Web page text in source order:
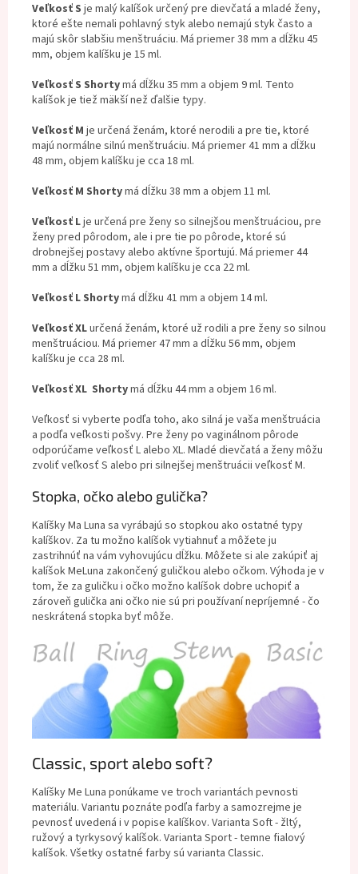
Veľkosť S je malý kalíšok určený pre dievčatá a mladé ženy,
ktoré ešte nemali pohlavný styk alebo nemajú styk často a
majú skôr slabšiu menštruáciu. Má priemer 38 mm a dĺžku 45
mm, objem kalíšku je 15 ml.
Veľkosť S Shortymá dĺžku 35 mm a objem 9 ml. Tento
kalíšok je tiež mäkší než ďalšie typy.
Veľkosť M je určená ženám, ktoré nerodili a pre tie, ktoré
majú normálne silnú menštruáciu. Má priemer 41 mm a dĺžku
48 mm, objem kalíšku je cca 18 ml.
Veľkosť M Shortymá dĺžku 38 mm a objem 11 ml.
Veľkosť Lje určená pre ženy so silnejšou menštruáciou, pre
ženy pred pôrodom, ale i pre tie po pôrode, ktoré sú
drobnejšej postavy alebo aktívne športujú. Má priemer 44
mm a dĺžku 51 mm, objem kalíšku je cca 22 ml.
Veľkosť L Shortymá dĺžku 41 mm a objem 14 ml.
Veľkosť XLurčená ženám, ktoré už rodili a pre ženy so silnou
menštruáciou. Má priemer 47 mm a dĺžku 56 mm, objem
kalíšku je cca 28 ml.
Veľkosť XL Shortymá dĺžku 44 mm a objem 16 ml.
Veľkosť si vyberte podľa toho, ako silná je vaša menštruácia
a podľa veľkosti pošvy. Pre ženy po vaginálnom pôrode
odporúčame veľkosť L alebo XL. Mladé dievčatá a ženy môžu
zvoliť veľkosť S alebo pri silnejšej menštruácii veľkosť M.
Stopka, očko alebo gulička?
Kalíšky Ma Luna sa vyrábajú so stopkou ako ostatné typy
kalíškov. Za tu možno kalíšok vytiahnuť a môžete ju
zastrihnúť na vám vyhovujúcu dĺžku. Môžete si ale zakúpiť aj
kalíšok MeLuna zakončený guličkou alebo očkom. Výhoda je v
tom, že za guličku i očko možno kalíšok dobre uchopiť a
zároveň gulička ani očko nie sú pri používaní nepríjemné - čo
neskrátená stopka byť môže.
Classic, sport alebo soft?
Kalíšky Me Luna ponúkame ve troch variantách pevnosti
materiálu. Variantu poznáte podľa farby a samozrejme je
pevnosť uvedená i v popise kalíškov. Varianta Soft - žltý,
ružový a tyrkysový kalíšok. Varianta Sport - temne fialový
kalíšok. Všetky ostatné farby sú varianta Classic.